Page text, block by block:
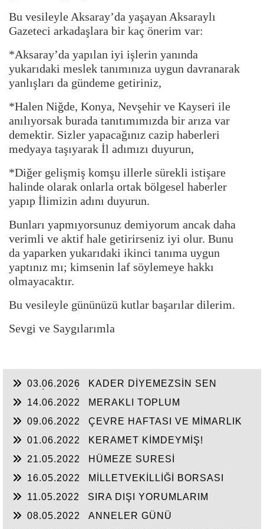
Bu vesileyle Aksaray’da yaşayan Aksaraylı
Gazeteci arkadaşlara bir kaç önerim var:
*Aksaray’da yapılan iyi işlerin yanında
yukarıdaki meslek tanımınıza uygun davranarak
yanlışları da gündeme getiriniz,
*Halen Niğde, Konya, Nevşehir ve Kayseri ile
anılıyorsak burada tanıtımımızda bir arıza var
demektir. Sizler yapacağınız cazip haberleri
medyaya taşıyarak İl adımızı duyurun,
*Diğer gelişmiş komşu illerle sürekli istişare
halinde olarak onlarla ortak bölgesel haberler
yapıp İlimizin adını duyurun.
Bunları yapmıyorsunuz demiyorum ancak daha
verimli ve aktif hale getirirseniz iyi olur. Bunu
da yaparken yukarıdaki ikinci tanıma uygun
yaptınız mı; kimsenin laf söylemeye hakkı
olmayacaktır.
Bu vesileyle gününüzü kutlar başarılar dilerim.
Sevgi ve Saygılarımla
03.06.2026
KADER DİYEMEZSİN SEN
14.06.2022
MERAKLI TOPLUM
09.06.2022
ÇEVRE HAFTASI VE MİMARLIK
01.06.2022
KERAMET KİMDEYMİŞ!
21.05.2022
HÜMEZE SURESİ
16.05.2022
MİLLETVEKİLLİĞİ BORSASI
11.05.2022
SIRA DIŞI YORUMLARIM
08.05.2022
ANNELER GÜNÜ